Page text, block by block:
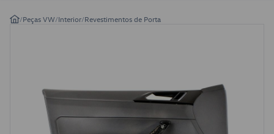
/Peças VW/Interior/Revestimentos de Porta